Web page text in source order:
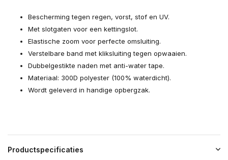
Bescherming tegen regen, vorst, stof en UV.
Met slotgaten voor een kettingslot.
Elastische zoom voor perfecte omsluiting.
Verstelbare band met kliksluiting tegen opwaaien.
Dubbelgestikte naden met anti-water tape.
Materiaal: 300D polyester (100% waterdicht).
Wordt geleverd in handige opbergzak.
Productspecificaties